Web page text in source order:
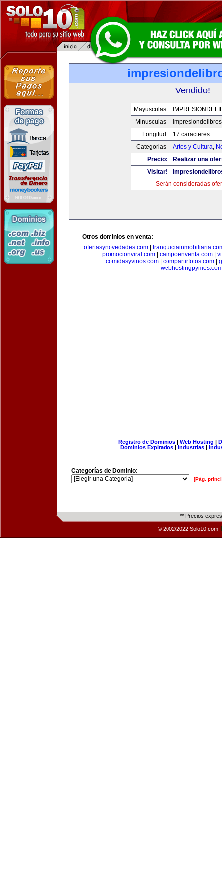
Vendido!
Mayusculas:
Minusculas:
Longitud:
17 caracteres
Categorias:
Artes y Cultura,
Precio:
Realizar una
Visitar!
Serán consideradas
Otros dominios en venta:
ofertasynovedades.com|
promocionviral.com
campoenventa.com
comidasyvinos.com| compartirfotos.com|
webhostingpymes.com
Registro de Dominios| Web Hosting |
Dominios Expirados | Industrias |
Categorías de Dominio:
[Pág.
** Precios
© 2002/2022 Solo10.com